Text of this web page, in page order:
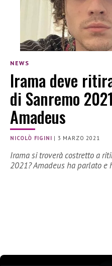
NEWS
Irama deve
di Sanremo
Amadeus
NICOLÒ FIGINI | 3 MARZO 2021
Irama si troverà costretto a
2021? Amadeus ha parlato e